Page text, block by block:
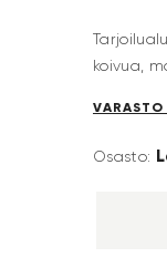
koivua,
Osasto: